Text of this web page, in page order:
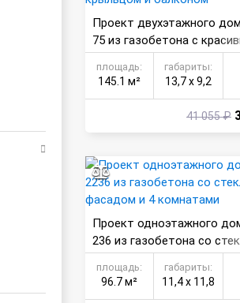
Проект двухэтажного
75 из газобетона с
льцом и балконом
площадь:
145.1 м²
габариты:
13,7 х 9,2
41 055 ₽
Проект одноэтажного
236 из газобетона со
фасадом и 4 комнатами
площадь:
96.7 м²
габариты:
11,4 х 11,8